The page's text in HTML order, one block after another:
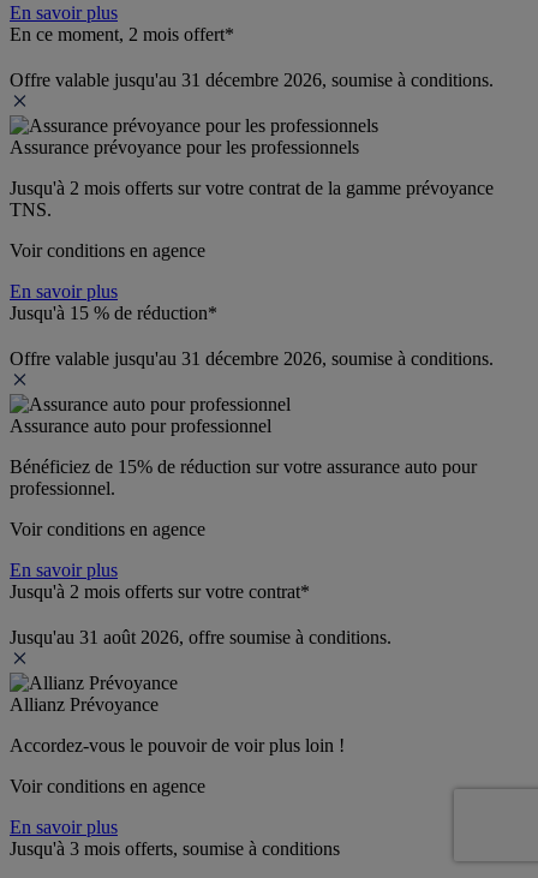
En savoir plus
En ce moment, 2 mois offert*
Offre valable jusqu'au 31 décembre 2026, soumise à conditions.
Assurance prévoyance pour les professionnels
Jusqu'à 2 mois offerts sur votre contrat de la gamme prévoyance
TNS.
Voir conditions en agence
En savoir plus
Jusqu'à 15 % de réduction*
Offre valable jusqu'au 31 décembre 2026, soumise à conditions.
Assurance auto pour professionnel
Bénéficiez de 15% de réduction sur votre assurance auto pour
professionnel.
Voir conditions en agence
En savoir plus
Jusqu'à 2 mois offerts sur votre contrat*
Jusqu'au 31 août 2026, offre soumise à conditions.
Allianz Prévoyance
Accordez-vous le pouvoir de voir plus loin !
Voir conditions en agence
En savoir plus
Jusqu'à 3 mois offerts, soumise à conditions